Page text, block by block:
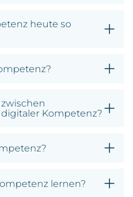
heute so
Kompetenz?
lernen?